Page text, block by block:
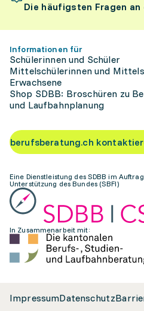
Die häufigsten Fragen
Informationen für
Schülerinnen und Schüler
Mittelschülerinnen und
Erwachsene
Shop SDBB: Broschüren zu
und Laufbahnplanung
berufsberatung.ch
Eine Dienstleistung des SDBB im
Unterstützung des Bundes (SBFI)
In Zusammenarbeit mit:
ImpressumDatenschutz